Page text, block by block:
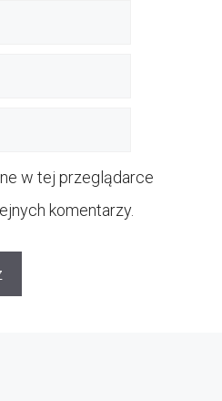
w tej przeglądarce
komentarzy.